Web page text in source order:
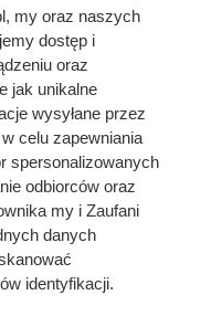
Dino. Klienci
my oraz naszych
dostęp i
oraz
jak unikalne
wysyłane przez
celu zapewniania
spersonalizowanych
odbiorców oraz
my i Zaufani
danych
identyfikacji.